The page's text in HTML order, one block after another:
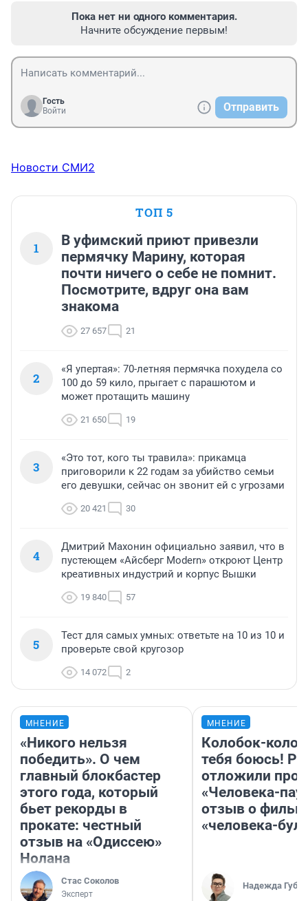
Пока нет ни одного комментария.
Начните обсуждение первым!
Гость
Войти
Отправить
Новости СМИ2
ТОП 5
1
В уфимский приют привезли
пермячку Марину, которая
почти ничего о себе не помнит.
Посмотрите, вдруг она вам
знакома
27 657 21
2
«Я упертая»: 70-летняя пермячка похудела со
100 до 59 кило, прыгает с парашютом и
может протащить машину
21 650 19
3
«Это тот, кого ты травила»: прикамца
приговорили к 22 годам за убийство семьи
его девушки, сейчас он звонит ей с угрозами
20 421 30
4
Дмитрий Махонин официально заявил, что в
пустеющем «Айсберг Modern» откроют Центр
креативных индустрий и корпус Вышки
19 840 57
5
Тест для самых умных: ответьте на 10 из 10 и
проверьте свой кругозор
14 072 2
МНЕНИЕ
«Никого нельзя
победить». О чем
главный блокбастер
этого года, который
бьет рекорды в
прокате: честный
отзыв на «Одиссею»
Нолана
Стас Соколов
Эксперт
МНЕНИЕ
Колобок-
тебя боюсь!
отложили
«Человека-
отзыв о
«человека-
Надежда